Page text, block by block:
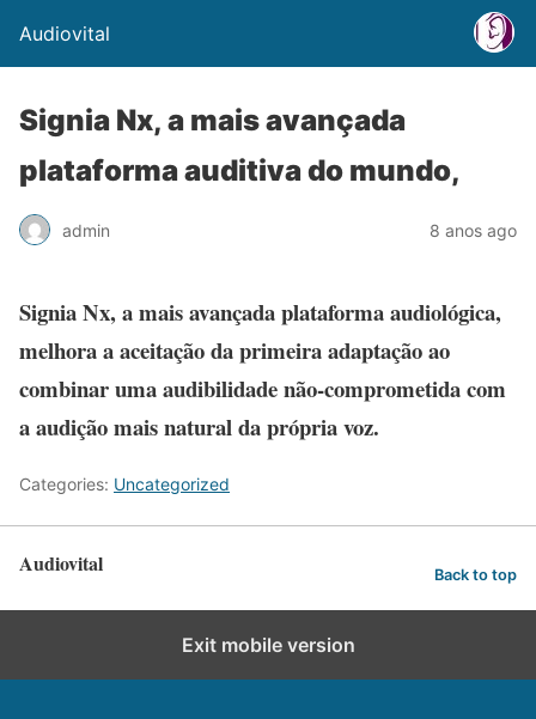
Audiovital
Signia Nx, a mais avançada
plataforma auditiva do mundo,
admin 8 anos ago
Signia Nx, a mais avançada plataforma audiológica,
melhora a aceitação da primeira adaptação ao
combinar uma audibilidade não-comprometida com
a audição mais natural da própria voz.
Categories: Uncategorized
Audiovital Back to top
Exit mobile version